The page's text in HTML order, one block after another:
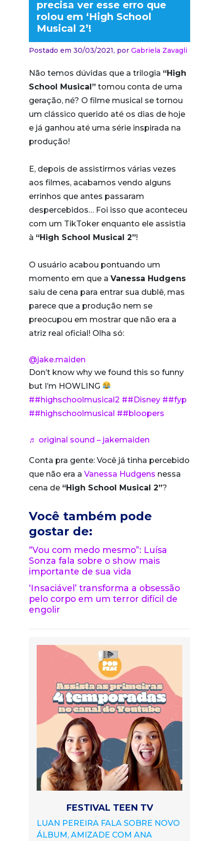
precisa ver esse erro que
rolou em ‘High School
Musical 2’!
Postado em 30/03/2021, por Gabriela Zavagli
Não temos dúvidas que a trilogia “High
School Musical” tomou conta de uma
geração, né? O filme musical se tornou
um clássico querido até os dias de hoje
e já ganhou até uma série inspirada na
produção!
E, depois de assistirmos várias vezes
aos filmes, acabamos vendo alguns
errinhos que antes passaram
despercebidos… Foi isso que aconteceu
com um TikToker enquanto ele assistia
à “High School Musical 2”!
O usuário acabou pontuando um
momento em que a Vanessa Hudgens
saiu de cena para entrar sua dublê, mas
parece que a produção nem se
preocupou em mostrar que não era a
atriz real oficial! Olha só:
@jake.maiden
Don’t know why we found this so funny
but I’m HOWLING
##highschoolmusical2 ##Disney ##fyp
##highschoolmusical ##bloopers
♬ original sound – jakemaiden
Conta pra gente: Você já tinha percebido
que não era a Vanessa Hudgens nessa
cena de “High School Musical 2”?
Você também pode
gostar de:
“Vou com medo mesmo”: Luísa
Sonza fala sobre o show mais
importante de sua vida
‘Insaciável’ transforma a obsessão
pelo corpo em um terror difícil de
engolir
FESTIVAL TEEN TV
LUAN PEREIRA FALA SOBRE NOVO
ÁLBUM, AMIZADE COM ANA